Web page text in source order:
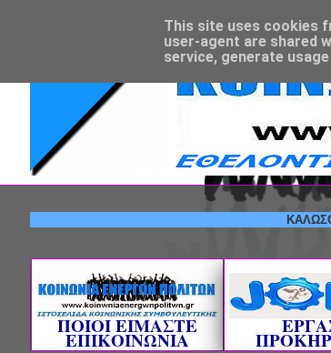
ΠΟΙΟΙ ΕΙΜΑΣΤΕ
ΕΠΙΚΟΙΝΩΝΙΑ
This site uses cookies
user-agent are shared
service, generate